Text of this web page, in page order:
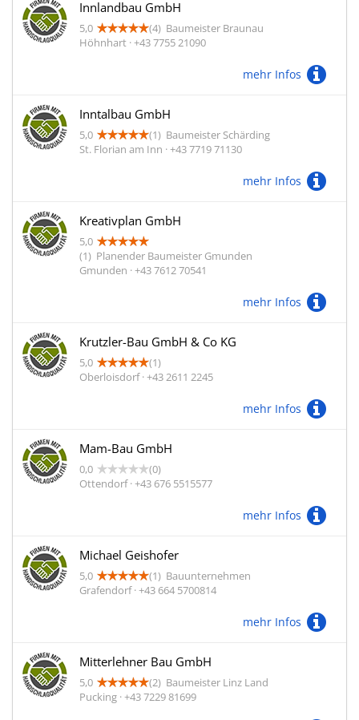
Innlandbau GmbH
5,0 (4) Baumeister Braunau
Höhnhart · +43 7755 21090
mehr Infos
Inntalbau GmbH
5,0 (1) Baumeister Schärding
St. Florian am Inn · +43 7719 71130
mehr Infos
Kreativplan GmbH
5,0
(1) Planender Baumeister Gmunden
Gmunden · +43 7612 70541
mehr Infos
Krutzler-Bau GmbH & Co KG
5,0
(1)
Oberloisdorf · +43 2611 2245
mehr Infos
Mam-Bau GmbH
0,0
(0)
Ottendorf · +43 676 5515577
mehr Infos
Michael Geishofer
5,0 (1) Bauunternehmen
Grafendorf · +43 664 5700814
mehr Infos
Mitterlehner Bau GmbH
5,0 (2) Baumeister Linz Land
Pucking · +43 7229 81699